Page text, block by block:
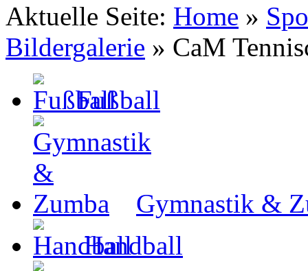
Aktuelle Seite: Home »
Bildergalerie » CaM
Fußball
Gymnastik &
Handball